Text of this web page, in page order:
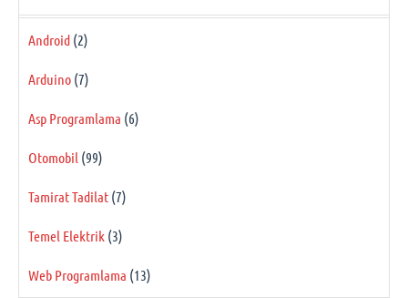
Android (2)
Arduino (7)
Asp Programlama (6)
Otomobil (99)
Tamirat Tadilat (7)
Temel Elektrik (3)
Web Programlama (13)